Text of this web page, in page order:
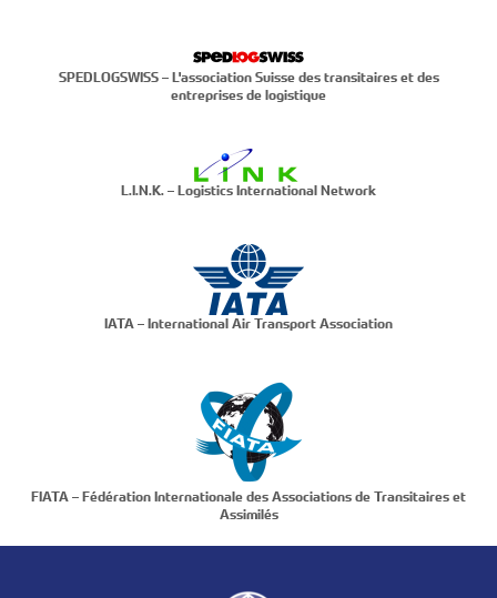
SPEDLOGSWISS – L'association Suisse des transitaires et des
entreprises de logistique
L.I.N.K. – Logistics International Network
IATA – International Air Transport Association
FIATA – Fédération Internationale des Associations de Transitaires et
Assimilés